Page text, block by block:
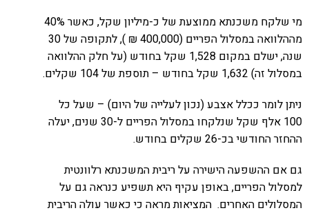
מי שלקח משכנתא ממוצעת של כ-מיליון שקל, כאשר 40%
מההלוואה במסלול הפריים (400,000 ₪ ), לתקופה של 30
שנה, ישלם במקום 1,528 שקל בחודש (על חלק ההלוואה
במסלול זה) 1,632 שקל בחודש – תוספת של 104 שקלים.
ניתן לומר ככלל אצבע (נכון לעלייה של היום) – שעל כל
100 אלף שקל שנלקחו במסלול הפריים ל-30 שנים, יעלה
ההחזר החודשי בכ-26 שקלים בחודש.
גם אם ההשפעה הישירה על ריבית המשכנתא רלוונטית
למסלול הפריים, באופן עקיף היא תשפיע כנראה גם על
המסלולים האחרים. המציאות מראה כי כאשר עולה הריבית